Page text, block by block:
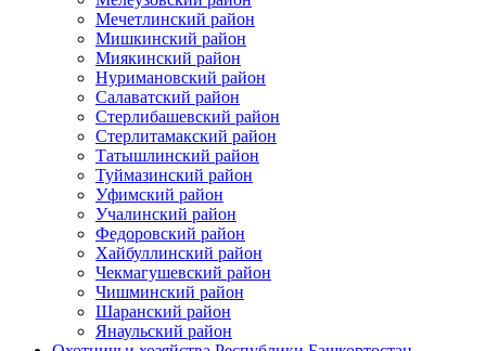
Мечетлинский район
Мишкинский район
Миякинский район
Нуримановский район
Салаватский район
Стерлибашевский район
Стерлитамакский район
Татышлинский район
Туймазинский район
Уфимский район
Учалинский район
Федоровский район
Хайбуллинский район
Чекмагушевский район
Чишминский район
Шаранский район
Янаульский район